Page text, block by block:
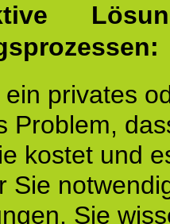
privates
Problem,
kostet und
Sie
Sie